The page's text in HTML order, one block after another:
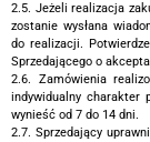
2.5. Jeżeli realizacja
zostanie wysłana
do realizacji.
Sprzedającego o
2.6. Zamówienia
indywidualny charakter
wynieść od 7 do 14 dni.
2.7. Sprzedający